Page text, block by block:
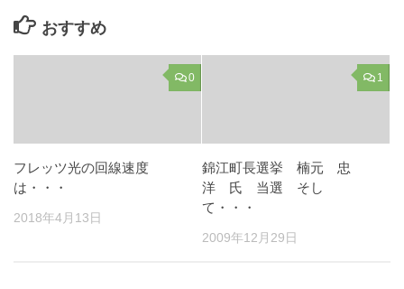
おすすめ
0
フレッツ光の回線速度
は・・・
2018年4月13日
1
錦江町長選挙 楠元 忠
洋 氏 当選 そし
て・・・
2009年12月29日